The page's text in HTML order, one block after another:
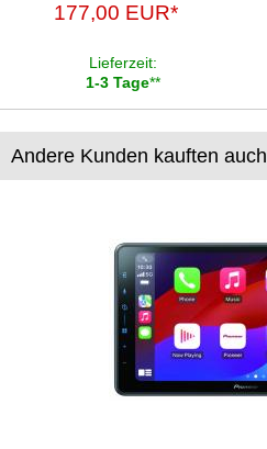
für Infiniti
für Iveco
für Land Rover
177,00 EUR*
Lieferzeit:
1-3 Tage**
Andere Kunden kauften auch